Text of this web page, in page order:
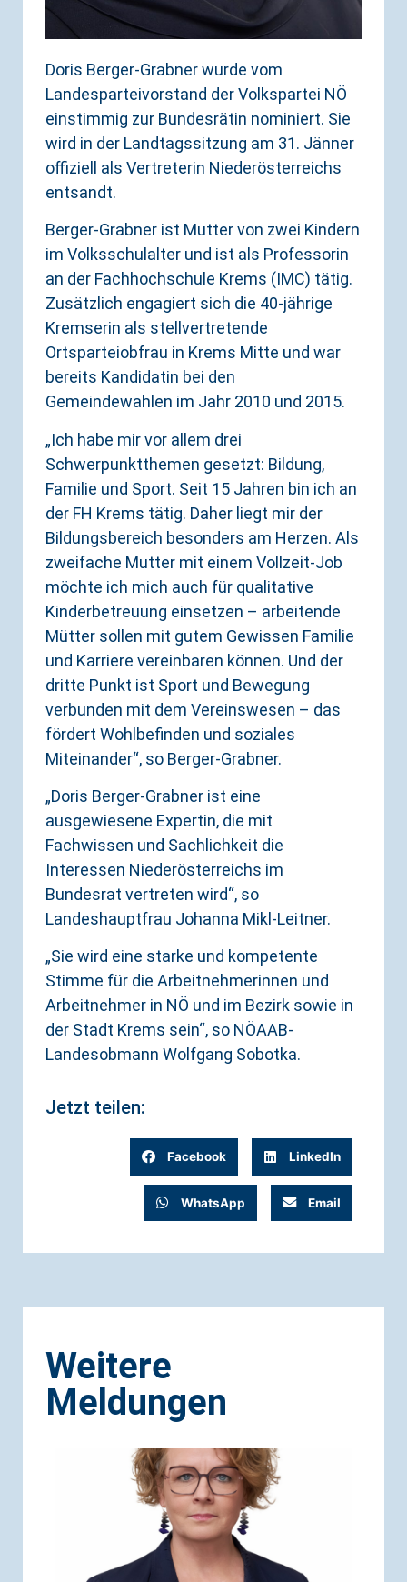
Doris Berger-Grabner wurde vom
Landesparteivorstand der Volkspartei NÖ
einstimmig zur Bundesrätin nominiert. Sie
wird in der Landtagssitzung am 31. Jänner
offiziell als Vertreterin Niederösterreichs
entsandt.
Berger-Grabner ist Mutter von zwei Kindern
im Volksschulalter und ist als Professorin
an der Fachhochschule Krems (IMC) tätig.
Zusätzlich engagiert sich die 40-jährige
Kremserin als stellvertretende
Ortsparteiobfrau in Krems Mitte und war
bereits Kandidatin bei den
Gemeindewahlen im Jahr 2010 und 2015.
„Ich habe mir vor allem drei
Schwerpunktthemen gesetzt: Bildung,
Familie und Sport. Seit 15 Jahren bin ich an
der FH Krems tätig. Daher liegt mir der
Bildungsbereich besonders am Herzen. Als
zweifache Mutter mit einem Vollzeit-Job
möchte ich mich auch für qualitative
Kinderbetreuung einsetzen – arbeitende
Mütter sollen mit gutem Gewissen Familie
und Karriere vereinbaren können. Und der
dritte Punkt ist Sport und Bewegung
verbunden mit dem Vereinswesen – das
fördert Wohlbefinden und soziales
Miteinander“, so Berger-Grabner.
„Doris Berger-Grabner ist eine
ausgewiesene Expertin, die mit
Fachwissen und Sachlichkeit die
Interessen Niederösterreichs im
Bundesrat vertreten wird“, so
Landeshauptfrau Johanna Mikl-Leitner.
„Sie wird eine starke und kompetente
Stimme für die Arbeitnehmerinnen und
Arbeitnehmer in NÖ und im Bezirk sowie in
der Stadt Krems sein“, so NÖAAB-
Landesobmann Wolfgang Sobotka.
Jetzt teilen:
Facebook LinkedIn
WhatsApp Email
Weitere
Meldungen